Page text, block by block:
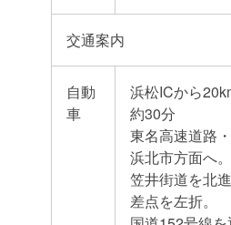
交通案内
自動
車
浜松ICから
約30分
東名高速道路
浜北市方面へ。
笠井街道を北
差点を左折。